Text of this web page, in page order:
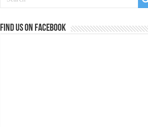
Find us on Facebook